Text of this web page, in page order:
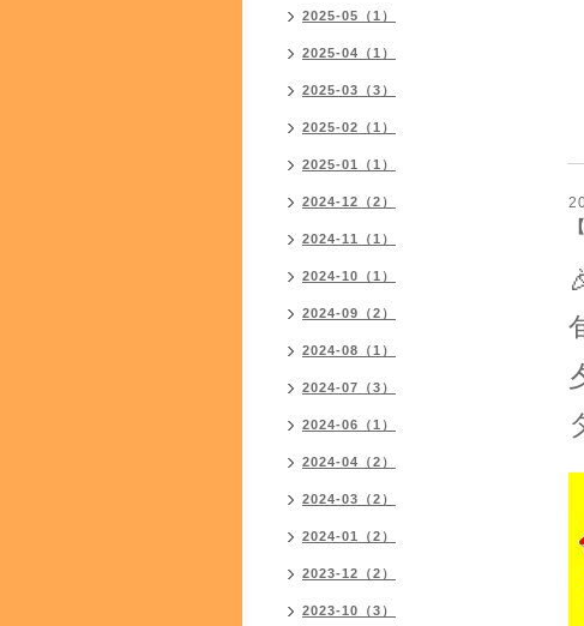
2025-05（1）
2025-04（1）
2025-03（3）
2025-02（1）
2025-01（1）
2024-12（2）
2024-11（1）
2024-10（1）
2024-09（2）
2024-08（1）
2024-07（3）
2024-06（1）
2024-04（2）
2024-03（2）
2024-01（2）
2023-12（2）
2023-10（3）